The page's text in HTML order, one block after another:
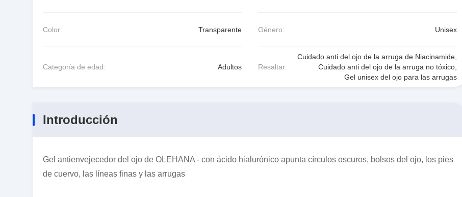
Color: Transparente Género: Unisex
Categoría de edad: Adultos Resaltar:
Cuidado anti del ojo de la arruga de Niacinamide
Cuidado anti del ojo de la arruga no tóxico
Gel unisex del ojo para las arrugas
Introducción
Gel antienvejecedor del ojo de OLEHANA - con ácido hialurónico apunta círculos oscuros, bolsos del ojo, los pies
de cuervo, las líneas finas y las arrugas